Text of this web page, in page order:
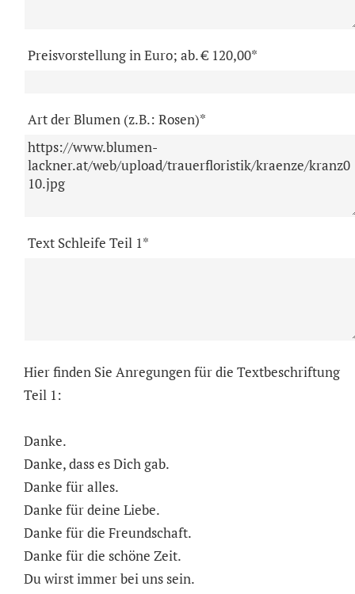
Preisvorstellung in Euro; ab. € 120,00*
Art der Blumen (z.B.: Rosen)*
Text Schleife Teil 1*
Hier finden Sie Anregungen für die Textbeschriftung
Teil 1:
Danke.
Danke, dass es Dich gab.
Danke für alles.
Danke für deine Liebe.
Danke für die Freundschaft.
Danke für die schöne Zeit.
Du wirst immer bei uns sein.